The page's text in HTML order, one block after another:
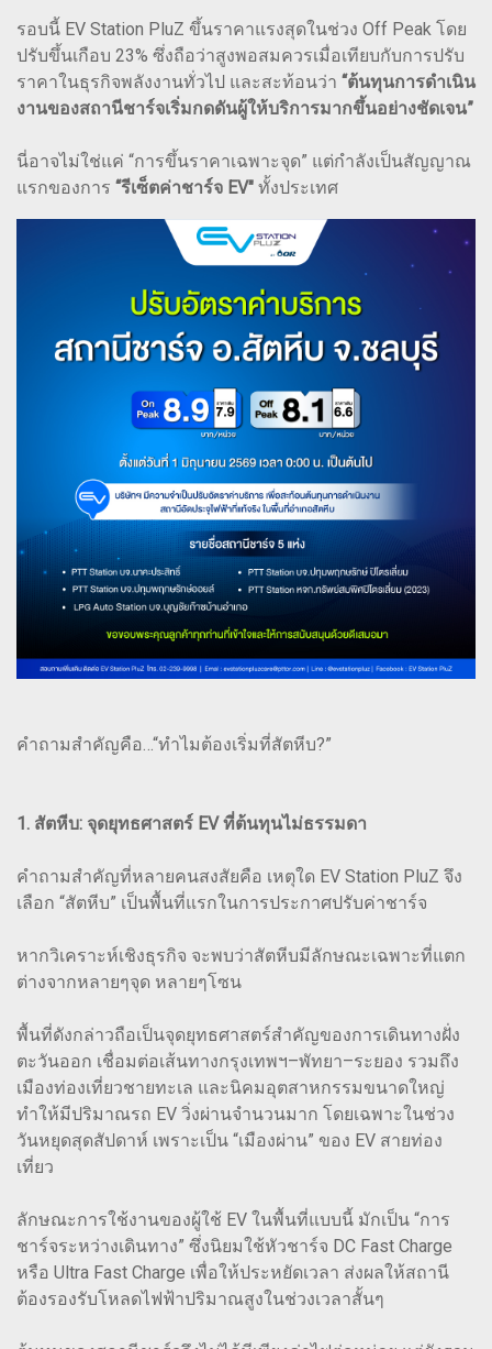
รอบนี้ EV Station PluZ ขึ้นราคาแรงสุดในช่วง Off Peak โดย
ปรับขึ้นเกือบ 23% ซึ่งถือว่าสูงพอสมควรเมื่อเทียบกับการปรับ
ราคาในธุรกิจพลังงานทั่วไป และสะท้อนว่า “ต้นทุนการดำเนิน
งานของสถานีชาร์จเริ่มกดดันผู้ให้บริการมากขึ้นอย่างชัดเจน”
นี่อาจไม่ใช่แค่ “การขึ้นราคาเฉพาะจุด” แต่กำลังเป็นสัญญาณ
แรกของการ “รีเซ็ตค่าชาร์จ EV" ทั้งประเทศ
คำถามสำคัญคือ…“ทำไมต้องเริ่มที่สัตหีบ?”
1. สัตหีบ: จุดยุทธศาสตร์ EV ที่ต้นทุนไม่ธรรมดา
คำถามสำคัญที่หลายคนสงสัยคือ เหตุใด EV Station PluZ จึง
เลือก “สัตหีบ” เป็นพื้นที่แรกในการประกาศปรับค่าชาร์จ
หากวิเคราะห์เชิงธุรกิจ จะพบว่าสัตหีบมีลักษณะเฉพาะที่แตก
ต่างจากหลายๆจุด หลายๆโซน
พื้นที่ดังกล่าวถือเป็นจุดยุทธศาสตร์สำคัญของการเดินทางฝั่ง
ตะวันออก เชื่อมต่อเส้นทางกรุงเทพฯ–พัทยา–ระยอง รวมถึง
เมืองท่องเที่ยวชายทะเล และนิคมอุตสาหกรรมขนาดใหญ่
ทำให้มีปริมาณรถ EV วิ่งผ่านจำนวนมาก โดยเฉพาะในช่วง
วันหยุดสุดสัปดาห์ เพราะเป็น “เมืองผ่าน” ของ EV สายท่อง
เที่ยว
ลักษณะการใช้งานของผู้ใช้ EV ในพื้นที่แบบนี้ มักเป็น “การ
ชาร์จระหว่างเดินทาง” ซึ่งนิยมใช้หัวชาร์จ DC Fast Charge
หรือ Ultra Fast Charge เพื่อให้ประหยัดเวลา ส่งผลให้สถานี
ต้องรองรับโหลดไฟฟ้าปริมาณสูงในช่วงเวลาสั้นๆ